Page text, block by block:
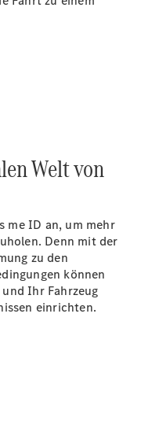
Welt von
meID an, um mehr
Denn mit der
zu den
können
Ihr Fahrzeug
einrichten.